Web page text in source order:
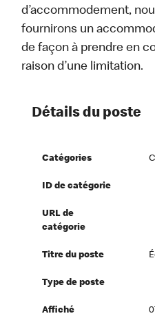
d’accommodement,
fournirons un
de façon à prendre en
raison d’une limitation.
Détails du poste
Catégories
ID de catégorie
URL de
catégorie
Titre du poste
Type de poste
Affiché